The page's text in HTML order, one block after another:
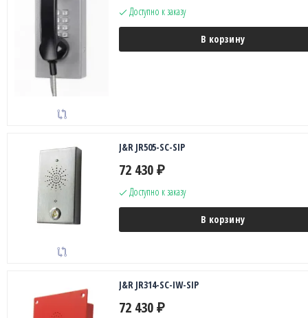
Доступно к заказу
В корзину
J&R JR505-SC-SIP
72 430 ₽
Доступно к заказу
В корзину
J&R JR314-SC-IW-SIP
72 430 ₽